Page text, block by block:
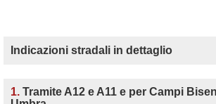
Indicazioni stradali in dettaglio
1. Tramite A12 e A11 e per Campi